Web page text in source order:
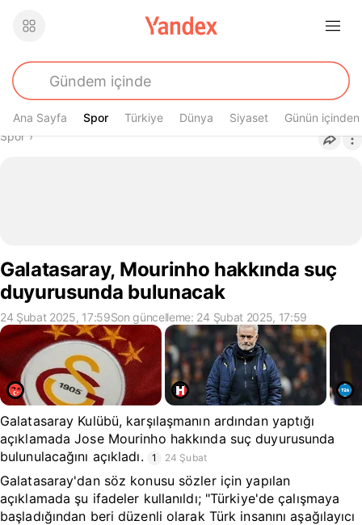
Ana Sayfa Spor
Spor Türkiye Dünya Siyaset Günün içinden
Buradasın
Spor›
Galatasaray, Mourinho hakkında suç
duyurusunda bulunacak
24 Şubat 2025, 17:59Son güncelleme: 24 Şubat 2025, 17:59
Galatasaray Kulübü, karşılaşmanın ardından yaptığı
açıklamada Jose Mourinho hakkında suç duyurusunda
bulunulacağını açıkladı.
1 24 Şubat
Galatasaray'dan söz konusu sözler için yapılan
açıklamada şu ifadeler kullanıldı; "Türkiye'de çalışmaya
başladığından beri düzenli olarak Türk insanını aşağılayıcı